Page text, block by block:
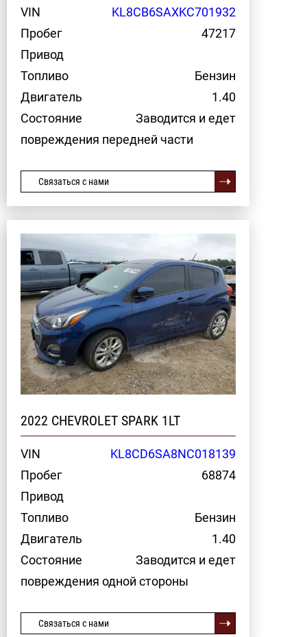
VIN
KL8CB6SAXKC701932
Пробег
47217
Привод
Топливо
Бензин
Двигатель
1.40
Состояние
Заводится и едет
повреждения передней части
Связаться с нами
2022 CHEVROLET SPARK 1LT
VIN
KL8CD6SA8NC018139
Пробег
68874
Привод
Топливо
Бензин
Двигатель
1.40
Состояние
Заводится и едет
повреждения одной стороны
Связаться с нами